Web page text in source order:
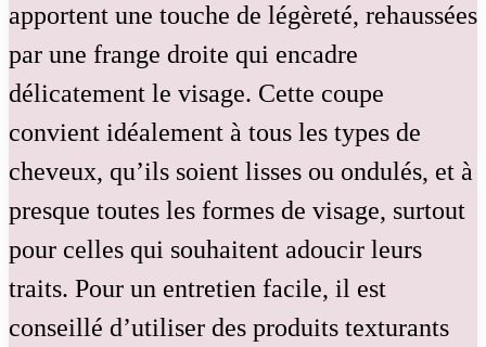
apportent une touche de légèreté, rehaussées
par une frange droite qui encadre
délicatement le visage. Cette coupe
convient idéalement à tous les types de
cheveux, qu’ils soient lisses ou ondulés, et à
presque toutes les formes de visage, surtout
pour celles qui souhaitent adoucir leurs
traits. Pour un entretien facile, il est
conseillé d’utiliser des produits texturants